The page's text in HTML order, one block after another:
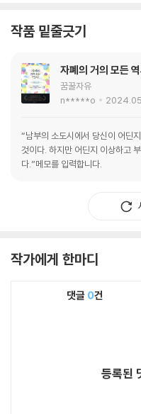
작품 밑줄긋기
자폐의 거의 모든
꿈꿀자유
n*****o
“남부의 소도시에서 당신이 어딘
것이다. 하지만 어딘지 이상하고
다.”메모를 입력합니다.
작가에게 한마디
댓글 0건
등록된